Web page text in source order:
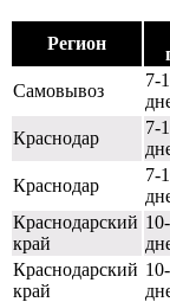
Регион
Самовывоз
7-
Краснодар
7-
Краснодар
7-
Краснодарский
край
Краснодарский
край